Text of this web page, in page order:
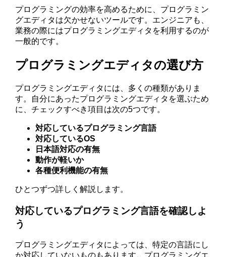
プログラミングの効率を高めるために、プログラミン
グエディタは欠かせないツールです。エンジニアも、
業務の際にはプログラミングエディタを利用するのが
一般的です。
プログラミングエディタの選び方
プログラミングエディタには、多くの種類がありま
す。自分にあったプログラミングエディタを選ぶため
に、チェックすべき項目は次の5つです。
対応しているプログラミング言語
対応しているOS
日本語対応の有無
動作が軽いか
各種便利機能の有無
ひとつずつ詳しく解説します。
対応しているプログラミング言語を確認しよ
う
プログラミングエディタによっては、特定の言語にし